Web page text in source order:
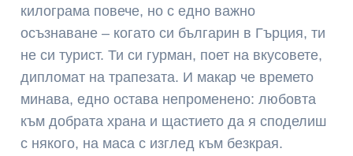
килограма повече, но с едно важно
осъзнаване – когато си българин в Гърция, ти
не си турист. Ти си гурман, поет на вкусовете,
дипломат на трапезата. И макар че времето
минава, едно остава непроменено: любовта
към добрата храна и щастието да я споделиш
с някого, на маса с изглед към безкрая.